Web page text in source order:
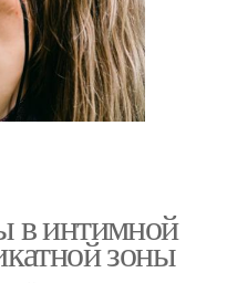
в интимной
зоны